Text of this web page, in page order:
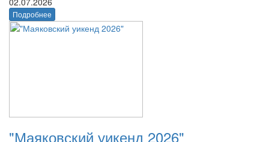
Подробнее
"Маяковский уикенд 2026"